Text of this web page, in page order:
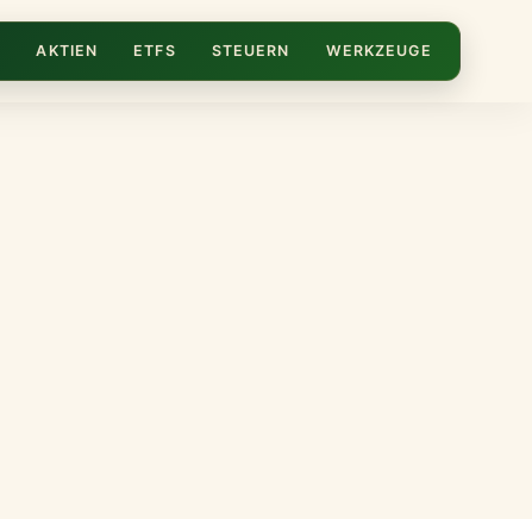
AKTIEN ETFS STEUERN WERKZEUGE